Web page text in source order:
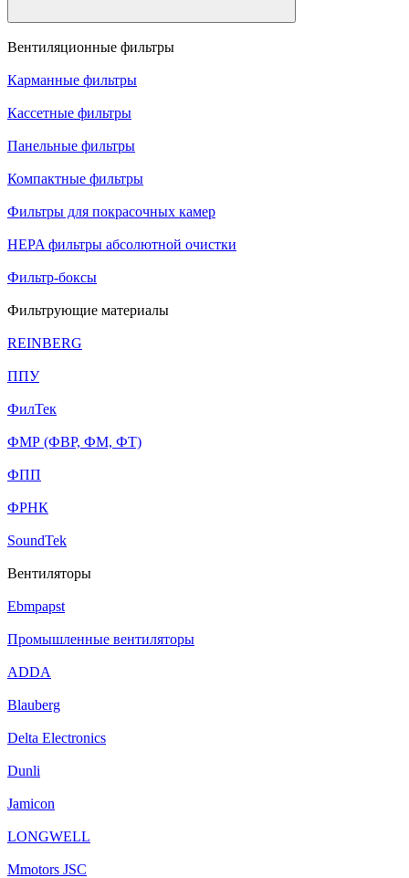
Вентиляционные фильтры
Карманные фильтры
Кассетные фильтры
Панельные фильтры
Компактные фильтры
Фильтры для покрасочных камер
HEPA фильтры абсолютной очистки
Фильтр-боксы
Фильтрующие материалы
REINBERG
ППУ
ФилТек
ФМР (ФВР, ФМ, ФТ)
ФПП
ФРНК
SoundTek
Вентиляторы
Ebmpapst
Промышленные вентиляторы
ADDA
Blauberg
Delta Electronics
Dunli
Jamicon
LONGWELL
Mmotors JSC